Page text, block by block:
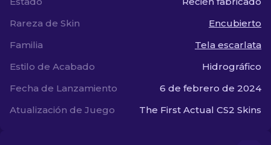
Rareza de Skin
Encubierto
Familia
Tela escarlata
Estilo de Acabado
Hidrográfico
Fecha de Lanzamiento
6 de febrero de 2024
Atualización de Juego
The First Actual CS2 Skins